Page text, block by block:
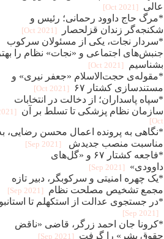
عالی
[2021 Oct]
*مرگ حاج داوود رحمانی؛ رئیس و
شکنجه‌گر زندان قزلحصار
[2021 Oct]
*سردار نجات، یکی از مسئولان سرکوب
جنبش‌های اجتماعی و «نجات» نظام را
بشناسیم
[2021 Oct]
*مقوله‌ی حجت‌الاسلام «جعفر نیری» و
مستند‌سازی کشتار ۶۷
[2021 Oct]
*سپاه پاسداران؛ از دخالت در انتخابات
سازمان نظام پزشکی تا تسلط بر آن
Oct]
*نگاهی به پرونده اعمال محسن رضایی،
مناسبت منصب جدیدش
[2021 Sep]
*فاجعه کشتار ۶۷ و «گل‌های
داوودی»
[2021 Sep]
*یک چهره‌‌ امنیتی و سرکوبگر، دبیر تازه
مجمع تشخیص مصلحت نظام
[2021 Sep]
*در جستجوی عدالت از استکهلم تا
[2021 Sep]
*کرونا جان احمد زرگر، قاضی «ناقض
حقوق بشر» را گرفت
[2021 Sep]